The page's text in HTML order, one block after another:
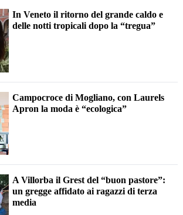
In Veneto il ritorno del grande caldo e
delle notti tropicali dopo la “tregua”
Campocroce di Mogliano, con Laurels
Apron la moda è “ecologica”
A Villorba il Grest del “buon pastore”:
un gregge affidato ai ragazzi di terza
media